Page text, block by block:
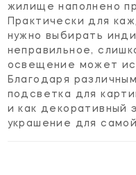
жилище наполнено
Практически для
нужно выбирать
неправильное,
освещение может
Благодаря
подсветка для
и как декоративный
украшение для